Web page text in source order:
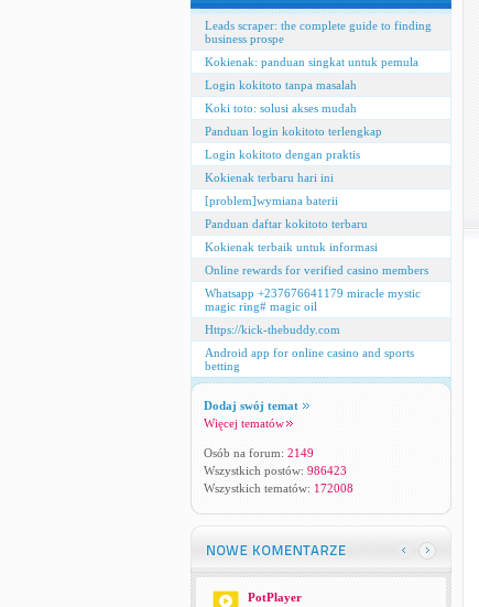
Leads scraper: the complete guide to finding
business prospe
Kokienak: panduan singkat untuk pemula
Login kokitoto tanpa masalah
Koki toto: solusi akses mudah
Panduan login kokitoto terlengkap
Login kokitoto dengan praktis
Kokienak terbaru hari ini
[problem]wymiana baterii
Panduan daftar kokitoto terbaru
Kokienak terbaik untuk informasi
Online rewards for verified casino members
Whatsapp +237676641179 miracle mystic
magic ring# magic oil
Https://kick-thebuddy.com
Android app for online casino and sports
betting
Dodaj swój temat
Więcej tematów
Osób na forum: 2149
Wszystkich postów: 986423
Wszystkich tematów: 172008
PotPlayer